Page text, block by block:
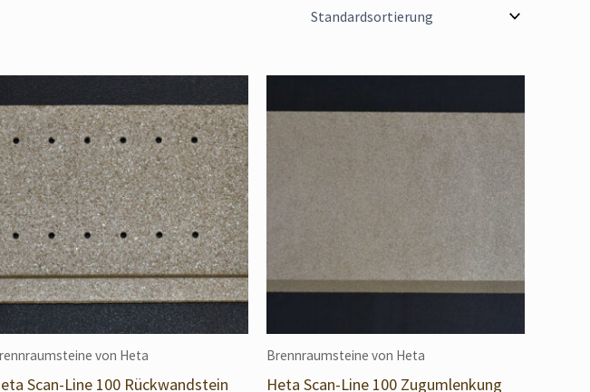
von Heta
Scan-Line 100 Rückwandstein
Brennraumsteine von Heta
Heta Scan-Line 100 Zugumlenkung